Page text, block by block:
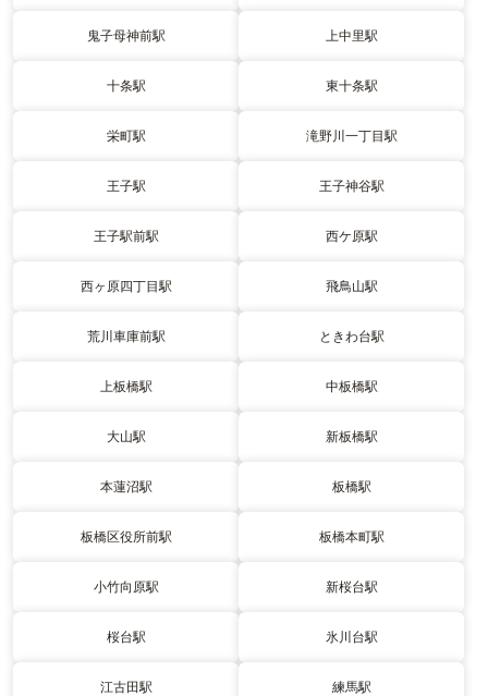
鬼子母神前駅 上中里駅
十条駅 東十条駅
栄町駅 滝野川一丁目駅
王子駅 王子神谷駅
王子駅前駅 西ケ原駅
西ヶ原四丁目駅 飛鳥山駅
荒川車庫前駅 ときわ台駅
上板橋駅 中板橋駅
大山駅 新板橋駅
本蓮沼駅 板橋駅
板橋区役所前駅 板橋本町駅
小竹向原駅 新桜台駅
桜台駅 氷川台駅
江古田駅 練馬駅